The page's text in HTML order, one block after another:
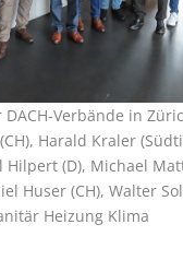
Verbände in
Harald Kraler
Hilpert (D), Michael
Huser (CH), Walter
Heizung Klima